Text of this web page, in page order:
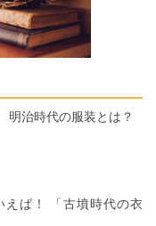
治時代の服装とは？
ば！ 「古墳時代の衣